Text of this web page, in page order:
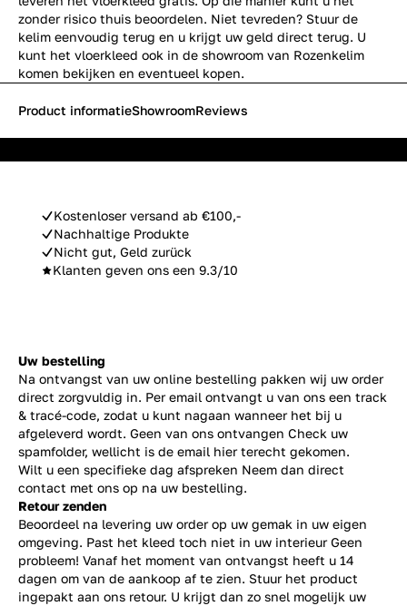
zonder risico thuis beoordelen. Niet tevreden? Stuur de
kelim eenvoudig terug en u krijgt uw geld direct terug. U
kunt het vloerkleed ook in de showroom van Rozenkelim
komen bekijken en eventueel kopen.
Kostenloser versand ab €100,-
Nachhaltige Produkte
Nicht gut, Geld zurück
Klanten geven ons een 9.3/10
Product informatieShowroomReviews
Uw bestelling
Na ontvangst van uw online bestelling pakken wij uw order
direct zorgvuldig in. Per email ontvangt u van ons een track
& tracé-code, zodat u kunt nagaan wanneer het bij u
afgeleverd wordt. Geen van ons ontvangen Check uw
spamfolder, wellicht is de email hier terecht gekomen.
Wilt u een specifieke dag afspreken Neem dan direct
contact met ons op na uw bestelling.
Retour zenden
Beoordeel na levering uw order op uw gemak in uw eigen
omgeving. Past het kleed toch niet in uw interieur Geen
probleem! Vanaf het moment van ontvangst heeft u 14
dagen om van de aankoop af te zien. Stuur het product
ingepakt aan ons retour. U krijgt dan zo snel mogelijk uw